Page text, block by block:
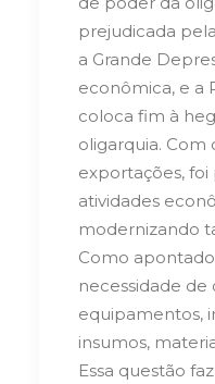
prejudicada
a Grande
econômica, e a
coloca fim à
oligarquia. Com
exportações, foi
atividades
modernizando
Como
necessidade de
equipamentos,
insumos,
Essa questão